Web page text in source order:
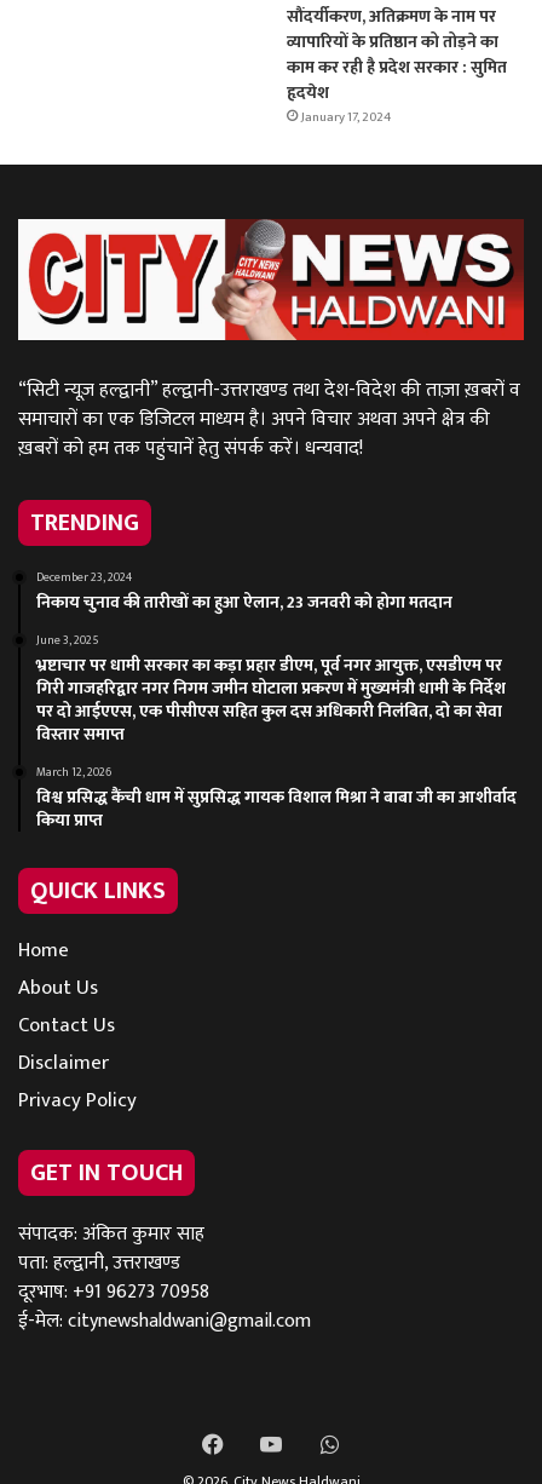
सौंदर्यीकरण, अतिक्रमण के नाम पर
व्यापारियों के प्रतिष्ठान को तोड़ने का
काम कर रही है प्रदेश सरकार : सुमित
हृदयेश
January 17, 2024
“सिटी न्यूज़ हल्द्वानी” हल्द्वानी-उत्तराखण्ड तथा देश-विदेश की ताज़ा ख़बरों व
समाचारों का एक डिजिटल माध्यम है। अपने विचार अथवा अपने क्षेत्र की
ख़बरों को हम तक पहुंचानें हेतु संपर्क करें। धन्यवाद!
TRENDING
December 23, 2024
निकाय चुनाव की तारीखों का हुआ ऐलान, 23 जनवरी को होगा मतदान
June 3, 2025
भ्रष्टाचार पर धामी सरकार का कड़ा प्रहार डीएम, पूर्व नगर आयुक्त, एसडीएम पर
गिरी गाजहरिद्वार नगर निगम जमीन घोटाला प्रकरण में मुख्यमंत्री धामी के निर्देश
पर दो आईएएस, एक पीसीएस सहित कुल दस अधिकारी निलंबित, दो का सेवा
विस्तार समाप्त
March 12, 2026
विश्व प्रसिद्ध कैंची धाम में सुप्रसिद्ध गायक विशाल मिश्रा ने बाबा जी का आशीर्वाद
किया प्राप्त
QUICK LINKS
Home
About Us
Contact Us
Disclaimer
Privacy Policy
GET IN TOUCH
संपादक: अंकित कुमार साह
पता: हल्द्वानी, उत्तराखण्ड
दूरभाष: +91 96273 70958
ई-मेल:citynewshaldwani@gmail.com
FacebookYouTubeWhatsApp